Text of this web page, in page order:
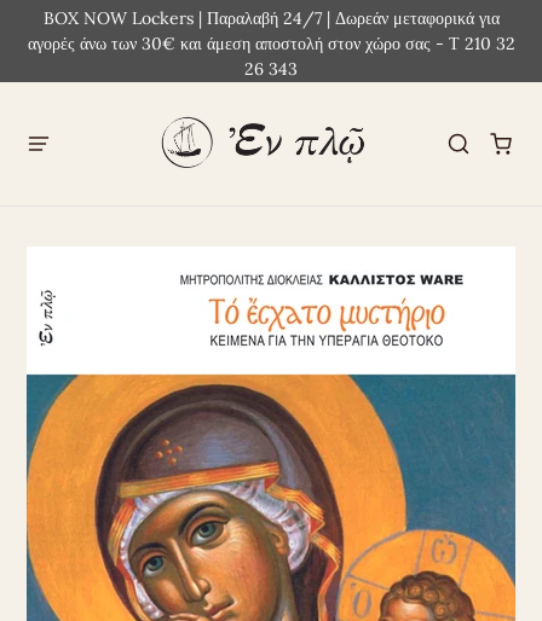
BOX NOW Lockers | Παραλαβή 24/7 | Δωρεάν μεταφορικά για
αγορές άνω των 30€ και άμεση αποστολή στον χώρο σας - Τ 210 32
26 343